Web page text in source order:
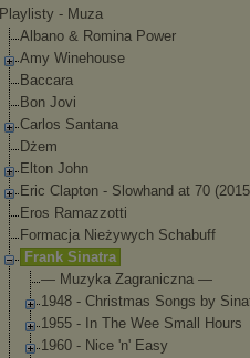
Playlisty - Muza
Albano & Romina Power
Amy Winehouse
Baccara
Bon Jovi
Carlos Santana
Dżem
Elton John
Eric Clapton - Slowhand at 70
Eros Ramazzotti
Formacja Nieżywych Schabuff
Frank Sinatra
— Muzyka Zagraniczna —
1948 - Christmas Songs by
1955 - In The Wee Small Hours
1960 - Nice 'n' Easy